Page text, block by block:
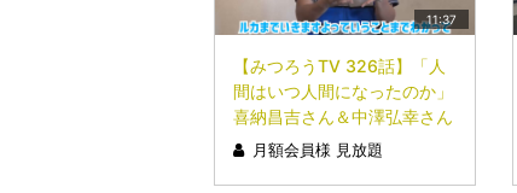
11:37
【みつろうTV 326話】「人
間はいつ人間になったのか」
喜納昌吉さん＆中澤弘幸さん
対談【縄文と弥生編】Part.8
月額会員様 見放題